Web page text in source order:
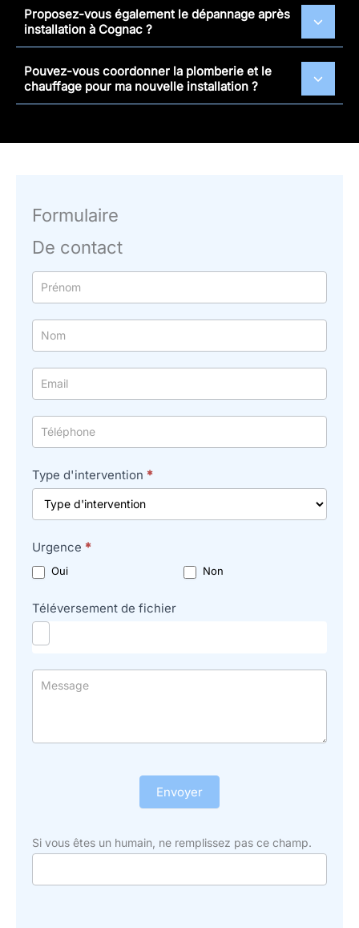
Proposez-vous également le dépannage après
installation à Cognac ?
Pouvez-vous coordonner la plomberie et le
chauffage pour ma nouvelle installation ?
Formulaire
De contact
Formulaire
simple
avec
téléphone
Type d'intervention *
Urgence *
Oui Non
Téléversement de fichier
Envoyer
Si vous êtes un humain, ne remplissez pas ce champ.